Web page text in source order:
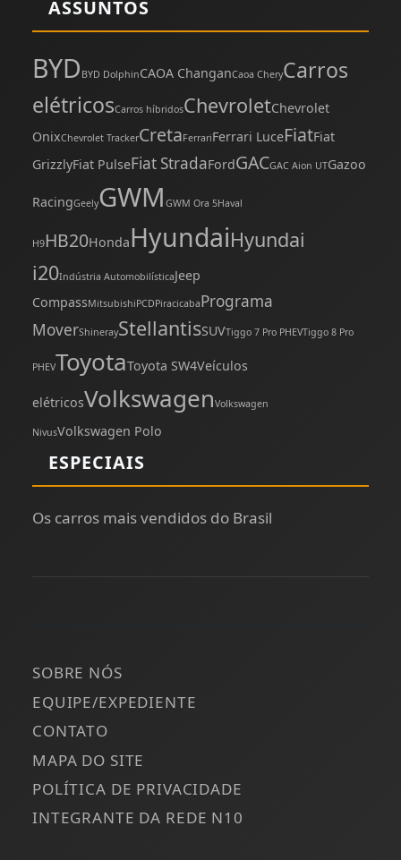
ASSUNTOS
BYD BYD DolphinCAOA ChanganCaoa CheryCarros
elétricosCarros híbridosChevroletChevrolet
OnixChevrolet TrackerCretaFerrariFerrari LuceFiatFiat
GrizzlyFiat PulseFiat StradaFordGACGAC Aion UTGazoo
RacingGeelyGWM GWM Ora 5Haval
H9HB20HondaHyundaiHyundai
i20Indústria AutomobilísticaJeep
CompassMitsubishiPCDPiracicabaPrograma
MoverShinerayStellantisSUVTiggo 7 Pro PHEVTiggo 8 Pro
PHEVToyotaToyota SW4Veículos
elétricosVolkswagenVolkswagen
NivusVolkswagen Polo
ESPECIAIS
Os carros mais vendidos do Brasil
SOBRE NÓS
EQUIPE/EXPEDIENTE
CONTATO
MAPA DO SITE
POLÍTICA DE PRIVACIDADE
INTEGRANTE DA REDE N10